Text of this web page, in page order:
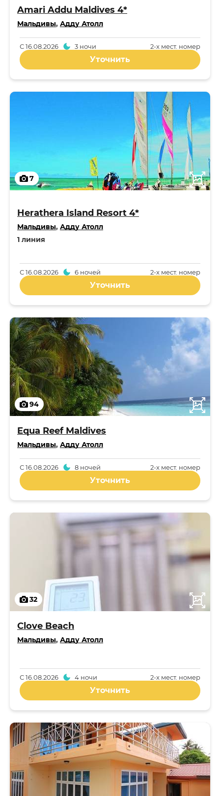
Amari Addu Maldives 4*
Мальдивы, Адду Атолл
2-x мест. номер
С16.08.2026 3 ночи
Уточнить
7
Herathera Island Resort 4*
Мальдивы, Адду Атолл
1 линия
2-x мест. номер
С16.08.2026 6 ночей
Уточнить
94
Equa Reef Maldives
Мальдивы, Адду Атолл
2-x мест. номер
С16.08.2026 8 ночей
Уточнить
32
Clove Beach
Мальдивы, Адду Атолл
2-x мест. номер
С16.08.2026 4 ночи
Уточнить